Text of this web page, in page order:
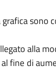
sono
alla
di